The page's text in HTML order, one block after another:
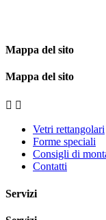
Mappa del sito
Mappa del sito
 
Vetri rettangolari
Forme speciali
Consigli di
Contatti
Servizi